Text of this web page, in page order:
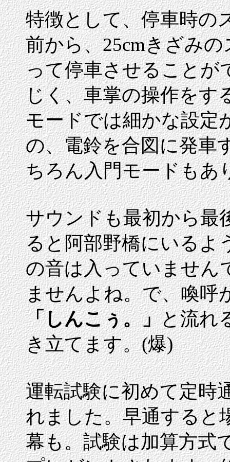
特徴として、停車時の
前から、25cmきざみ
って停車させることが
じく、車掌の操作をす
モードでは細かな設定
の、電鈴を合図に発車
ちろん入門モードもあ
サウンドも最初から最
ると阿部野橋にいるよ
の音は入っていません
ませんよね。で、喚呼
「しんこぅ。」と流れ
き立てます。(爆)
運転試験に初めて定時
れました。早通すると
幕も。試験は加算方式